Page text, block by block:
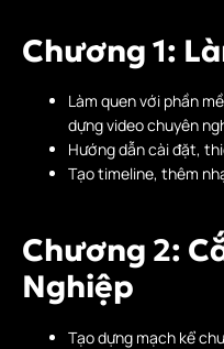
Chương 1:
Làm quen với phần
dựng video chuyên
Hướng dẫn cài đặt,
Tạo timeline, thêm
Chương 2:
Nghiệp
Tạo dựng mạch kể